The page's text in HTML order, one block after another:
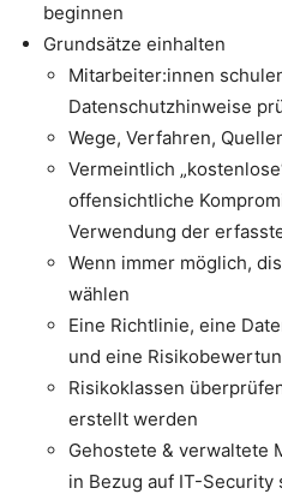
beginnen
Grundsätze einhalten
Mitarbeiter:innen
Datenschutzhinweise
Wege, Verfahren,
Vermeintlich
offensichtliche
Verwendung der
Wenn immer möglich,
wählen
Eine Richtlinie, eine
und eine
Risikoklassen
erstellt werden
Gehostete & verwaltete
in Bezug auf IT-Security